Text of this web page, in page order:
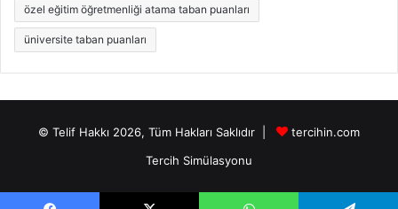
özel eğitim öğretmenliği atama taban puanları
üniversite taban puanları
© Telif Hakkı 2026, Tüm Hakları Saklıdır |
tercihin.com
Tercih Simülasyonu